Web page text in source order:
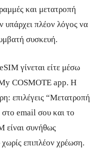
και μετατροπή
υπάρχει πλέον λόγος να
συσκευή.
γίνεται είτε μέσω
COSMOTE app. Η
επιλέγεις “Μετατροπή
email σου και το
είναι συνήθως
επιπλέον χρέωση.